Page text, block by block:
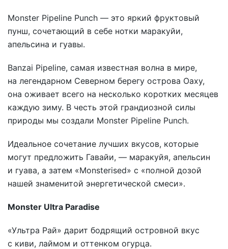
Monster Pipeline Punch — это яркий фруктовый
пунш, сочетающий в себе нотки маракуйи,
апельсина и гуавы.
Banzai Pipeline, самая известная волна в мире,
на легендарном Северном берегу острова Оаху,
она оживает всего на несколько коротких месяцев
каждую зиму. В честь этой грандиозной силы
природы мы создали Monster Pipeline Punch.
Идеальное сочетание лучших вкусов, которые
могут предложить Гавайи, — маракуйя, апельсин
и гуава, а затем «Monsterised» с «полной дозой
нашей знаменитой энергетической смеси».
Monster Ultra Paradise
«Ультра Рай» дарит бодрящий островной вкус
с киви, лаймом и оттенком огурца.